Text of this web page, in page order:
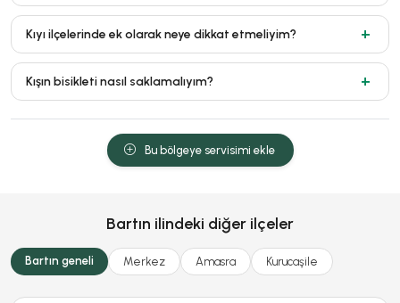
Kıyı ilçelerinde ek olarak neye dikkat etmeliyim?
Kışın bisikleti nasıl saklamalıyım?
Bu bölgeye servisimi ekle
Bartın ilindeki diğer ilçeler
Bartın geneli Merkez Amasra Kurucaşile